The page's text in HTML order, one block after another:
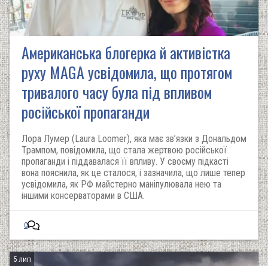
Американська блогерка й активістка
руху MAGA усвідомила, що протягом
тривалого часу була під впливом
російської пропаганди
Лора Лумер (Laura Loomer), яка має зв’язки з Дональдом
Трампом, повідомила, що стала жертвою російської
пропаганди і піддавалася її впливу. У своєму підкасті
вона пояснила, як це сталося, і зазначила, що лише тепер
усвідомила, як РФ майстерно маніпулювала нею та
іншими консерваторами в США.
0
5 лип